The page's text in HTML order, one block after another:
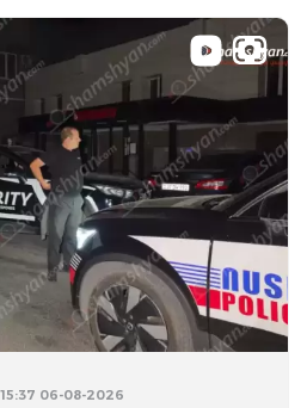
15:37 06-08-2026